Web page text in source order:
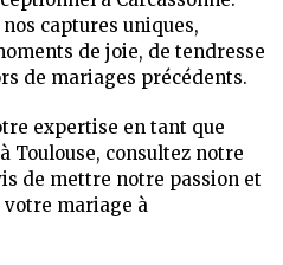
captures uniques,
de joie, de tendresse
de mariages précédents.
expertise en tant que
Toulouse, consultez notre
de mettre notre passion et
mariage à